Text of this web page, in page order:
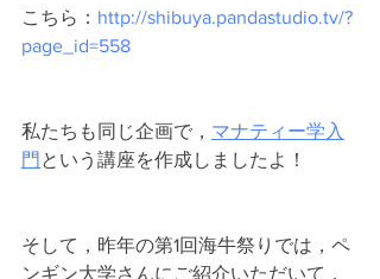
こちら： http://shibuya.pandastudio.tv/?
page_id=558
私たちも同じ企画で， マナティー学入
門 という講座を作成しましたよ！
そして，昨年の第1回海牛祭りでは，ペ
ンギン大学さんにご紹介いただいて，